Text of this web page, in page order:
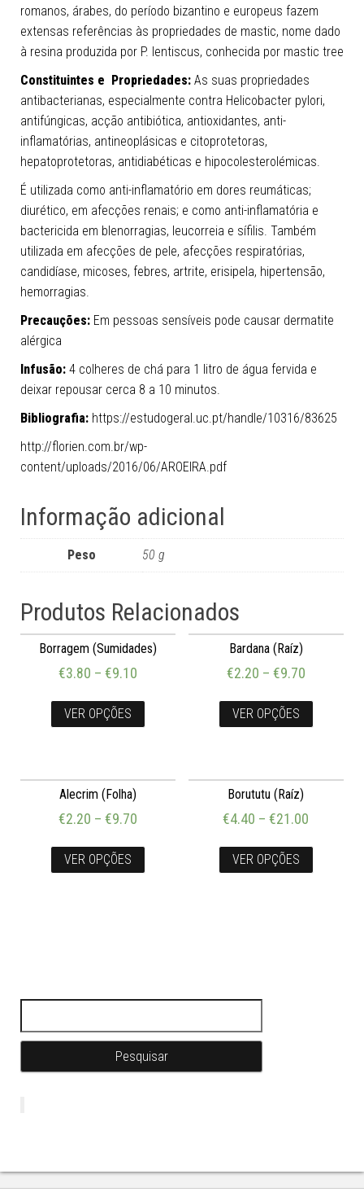
romanos, árabes, do período bizantino e europeus fazem
extensas referências às propriedades de mastic, nome dado
à resina produzida por P. lentiscus, conhecida por mastic tree
Constituintes e Propriedades: As suas propriedades
antibacterianas, especialmente contra Helicobacter pylori,
antifúngicas, acção antibiótica, antioxidantes, anti-
inflamatórias, antineoplásicas e citoprotetoras,
hepatoprotetoras, antidiabéticas e hipocolesterolémicas.
É utilizada como anti-inflamatório em dores reumáticas;
diurético, em afecções renais; e como anti-inflamatória e
bactericida em blenorragias, leucorreia e sífilis. Também
utilizada em afecções de pele, afecções respiratórias,
candidíase, micoses, febres, artrite, erisipela, hipertensão,
hemorragias.
Precauções: Em pessoas sensíveis pode causar dermatite
alérgica
Infusão: 4 colheres de chá para 1 litro de água fervida e
deixar repousar cerca 8 a 10 minutos.
Bibliografia: https://estudogeral.uc.pt/handle/10316/83625
http://florien.com.br/wp-
content/uploads/2016/06/AROEIRA.pdf
Informação adicional
Peso 50 g
Produtos Relacionados
Borragem (Sumidades)
€3.80 –€9.10
VER OPÇÕES
Bardana (Raíz)
€2.20 – €9.70
VER OPÇÕES
Alecrim (Folha)
€2.20 –€9.70
VER OPÇÕES
Borututu (Raíz)
€4.40 –€21.00
VER OPÇÕES